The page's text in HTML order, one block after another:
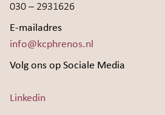
030 – 2931626
E-mailadres
info@kcphrenos.nl
Volg ons op Sociale Media
Linkedin